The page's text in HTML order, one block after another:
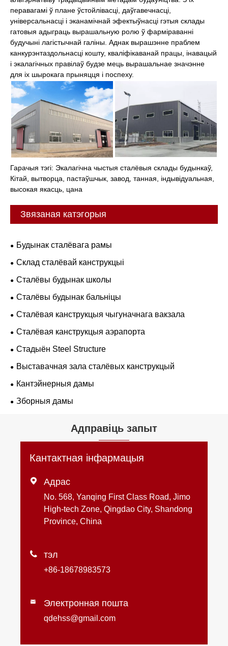
перавагамі ў плане ўстойлівасці, даўгавечнасці,
універсальнасці і эканамічнай эфектыўнасці гэтыя склады
гатовыя адыграць вырашальную ролю ў фарміраванні
будучыні лагістычнай галіны. Аднак вырашэнне праблем
канкурэнтаздольнасці кошту, кваліфікаванай працы, інавацый
і экалагічных правілаў будзе мець вырашальнае значэнне
для іх шырокага прыняцця і поспеху.
Гарачыя тэгі: Экалагічна чыстыя сталёвыя склады будынкаў,
Кітай, вытворца, пастаўшчык, завод, танная, індывідуальная,
высокая якасць, цана
Звязаная катэгорыя
Будынак сталёвага рамы
Склад сталёвай канструкцыі
Сталёвы будынак школы
Сталёвы будынак бальніцы
Сталёвая канструкцыя чыгуначнага вакзала
Сталёвая канструкцыя аэрапорта
Стадыён Steel Structure
Выставачная зала сталёвых канструкцый
Кантэйнерныя дамы
Зборныя дамы
Адправіць запыт
Кантактная інфармацыя
 Адрас
No. 568, Yanqing First Class Road, Jimo
High-tech Zone, Qingdao City, Shandong
Province, China
 тэл
+86-18678983573
 Электронная пошта
qdehss@gmail.com